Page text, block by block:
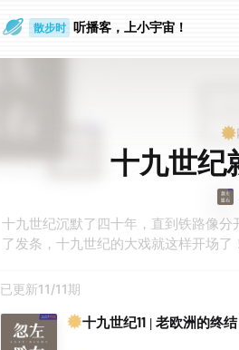
散步时 听播客，上小宇宙！
十九世纪
十九世纪沉默了四十年，直到铁路像
了发条，十九世纪的大戏就这样开场了！
已更新11/11期
十九世纪11 | 老欧洲的终